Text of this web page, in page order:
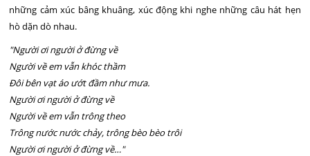
những cảm xúc bâng khuâng, xúc động khi nghe những câu hát hẹn
hò dặn dò nhau.
"Người ơi người ở đừng về
Người về em vẫn khóc thầm
Đôi bên vạt áo ướt đầm như mưa.
Người ơi người ở đừng về
Người về em vẫn trông theo
Trông nước nước chảy, trông bèo bèo trôi
Người ơi người ở đừng về…"